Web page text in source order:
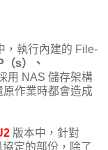
，執行內建的 File-
（s）、
用 NAS 儲存架構
作業時都會造成
版本中，針對
定的部份，除了